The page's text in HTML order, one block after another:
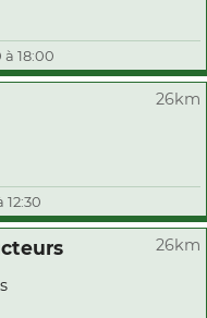
à 18:00
26km
12:30
26km